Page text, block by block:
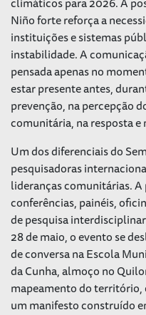
Niño forte reforça a
instituições e sistemas
instabilidade. A
pensada apenas no
estar presente antes,
prevenção, na percepção
comunitária, na resposta
Um dos diferenciais do
pesquisadoras
lideranças comunitárias.
conferências, painéis,
de pesquisa
28 de maio, o evento se
de conversa na Escola
da Cunha, almoço no
mapeamento do
um manifesto construído